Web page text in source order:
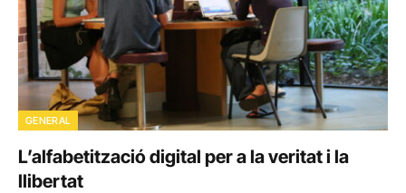
GENERAL
L’alfabetització digital per a la veritat i la
llibertat